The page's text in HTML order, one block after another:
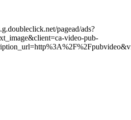
pagead/ads?
video-pub-